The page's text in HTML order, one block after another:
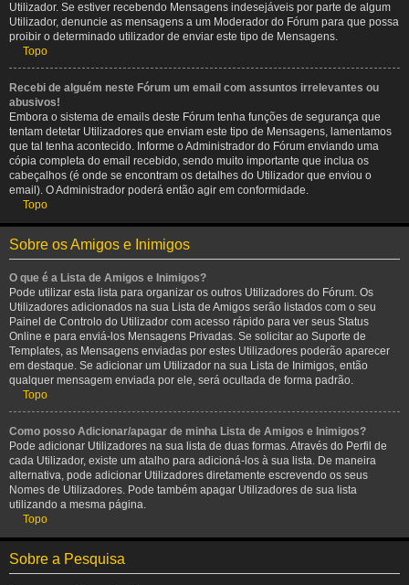
Utilizador. Se estiver recebendo Mensagens indesejáveis por parte de algum
Utilizador, denuncie as mensagens a um Moderador do Fórum para que possa
proibir o determinado utilizador de enviar este tipo de Mensagens.
Topo
Recebi de alguém neste Fórum um email com assuntos irrelevantes ou
abusivos!
Embora o sistema de emails deste Fórum tenha funções de segurança que
tentam detetar Utilizadores que enviam este tipo de Mensagens, lamentamos
que tal tenha acontecido. Informe o Administrador do Fórum enviando uma
cópia completa do email recebido, sendo muito importante que inclua os
cabeçalhos (é onde se encontram os detalhes do Utilizador que enviou o
email). O Administrador poderá então agir em conformidade.
Topo
Sobre os Amigos e Inimigos
O que é a Lista de Amigos e Inimigos?
Pode utilizar esta lista para organizar os outros Utilizadores do Fórum. Os
Utilizadores adicionados na sua Lista de Amigos serão listados com o seu
Painel de Controlo do Utilizador com acesso rápido para ver seus Status
Online e para enviá-los Mensagens Privadas. Se solicitar ao Suporte de
Templates, as Mensagens enviadas por estes Utilizadores poderão aparecer
em destaque. Se adicionar um Utilizador na sua Lista de Inimigos, então
qualquer mensagem enviada por ele, será ocultada de forma padrão.
Topo
Como posso Adicionar/apagar de minha Lista de Amigos e Inimigos?
Pode adicionar Utilizadores na sua lista de duas formas. Através do Perfil de
cada Utilizador, existe um atalho para adicioná-los à sua lista. De maneira
alternativa, pode adicionar Utilizadores diretamente escrevendo os seus
Nomes de Utilizadores. Pode também apagar Utilizadores de sua lista
utilizando a mesma página.
Topo
Sobre a Pesquisa